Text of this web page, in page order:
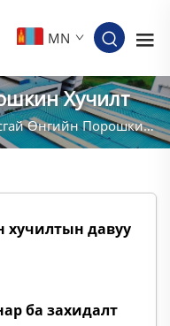
MN
Хучилт
Өнгийн Порошкин Хучилт
хучилтын давуу
ба захидалт